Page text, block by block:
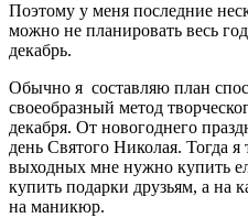
Поэтому у меня последние
можно не планировать весь
декабрь.
Обычно я составляю план
своеобразный метод
декабря. От новогоднего
день Святого Николая. Тогда
выходных мне нужно купить
купить подарки друзьям, а на
на маникюр.